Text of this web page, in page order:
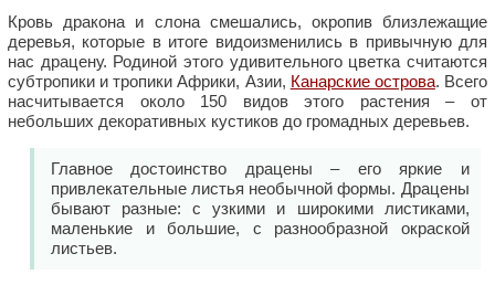
Кровь дракона и слона смешались, окропив близлежащие
деревья, которые в итоге видоизменились в привычную для
нас драцену. Родиной этого удивительного цветка считаются
субтропики и тропики Африки, Азии, Канарские острова. Всего
насчитывается около 150 видов этого растения – от
небольших декоративных кустиков до громадных деревьев.
Главное достоинство драцены – его яркие и
привлекательные листья необычной формы. Драцены
бывают разные: с узкими и широкими листиками,
маленькие и большие, с разнообразной окраской
листьев.